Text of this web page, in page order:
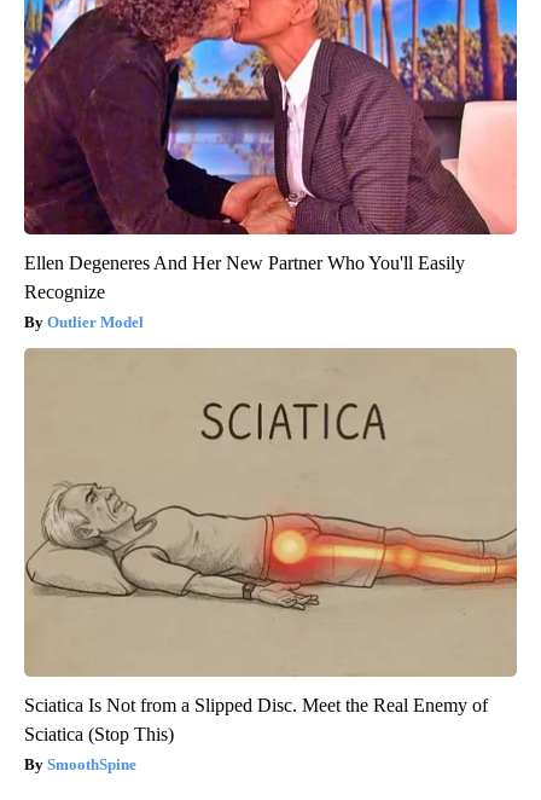
Ellen Degeneres And Her New Partner Who You'll Easily
Recognize
Outlier Model
Sciatica Is Not from a Slipped Disc. Meet the Real Enemy of
Sciatica (Stop This)
SmoothSpine